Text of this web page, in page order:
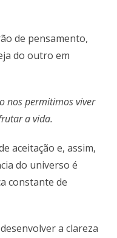
de pensamento,
do outro em
nos permitimos viver
a vida.
aceitação e, assim,
do universo é
constante de
a clareza